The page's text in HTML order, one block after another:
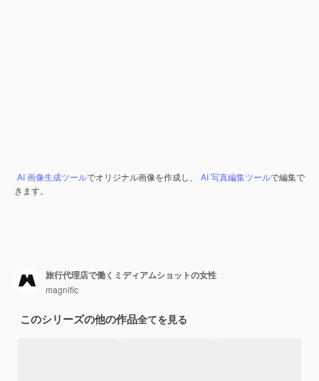
AI 画像生成ツールでオリジナル画像を作成し、 AI 写真編集ツールで編集で
きます。
旅行代理店で働くミディアムショットの女性
magnific
このシリーズの他の作品全てを見る